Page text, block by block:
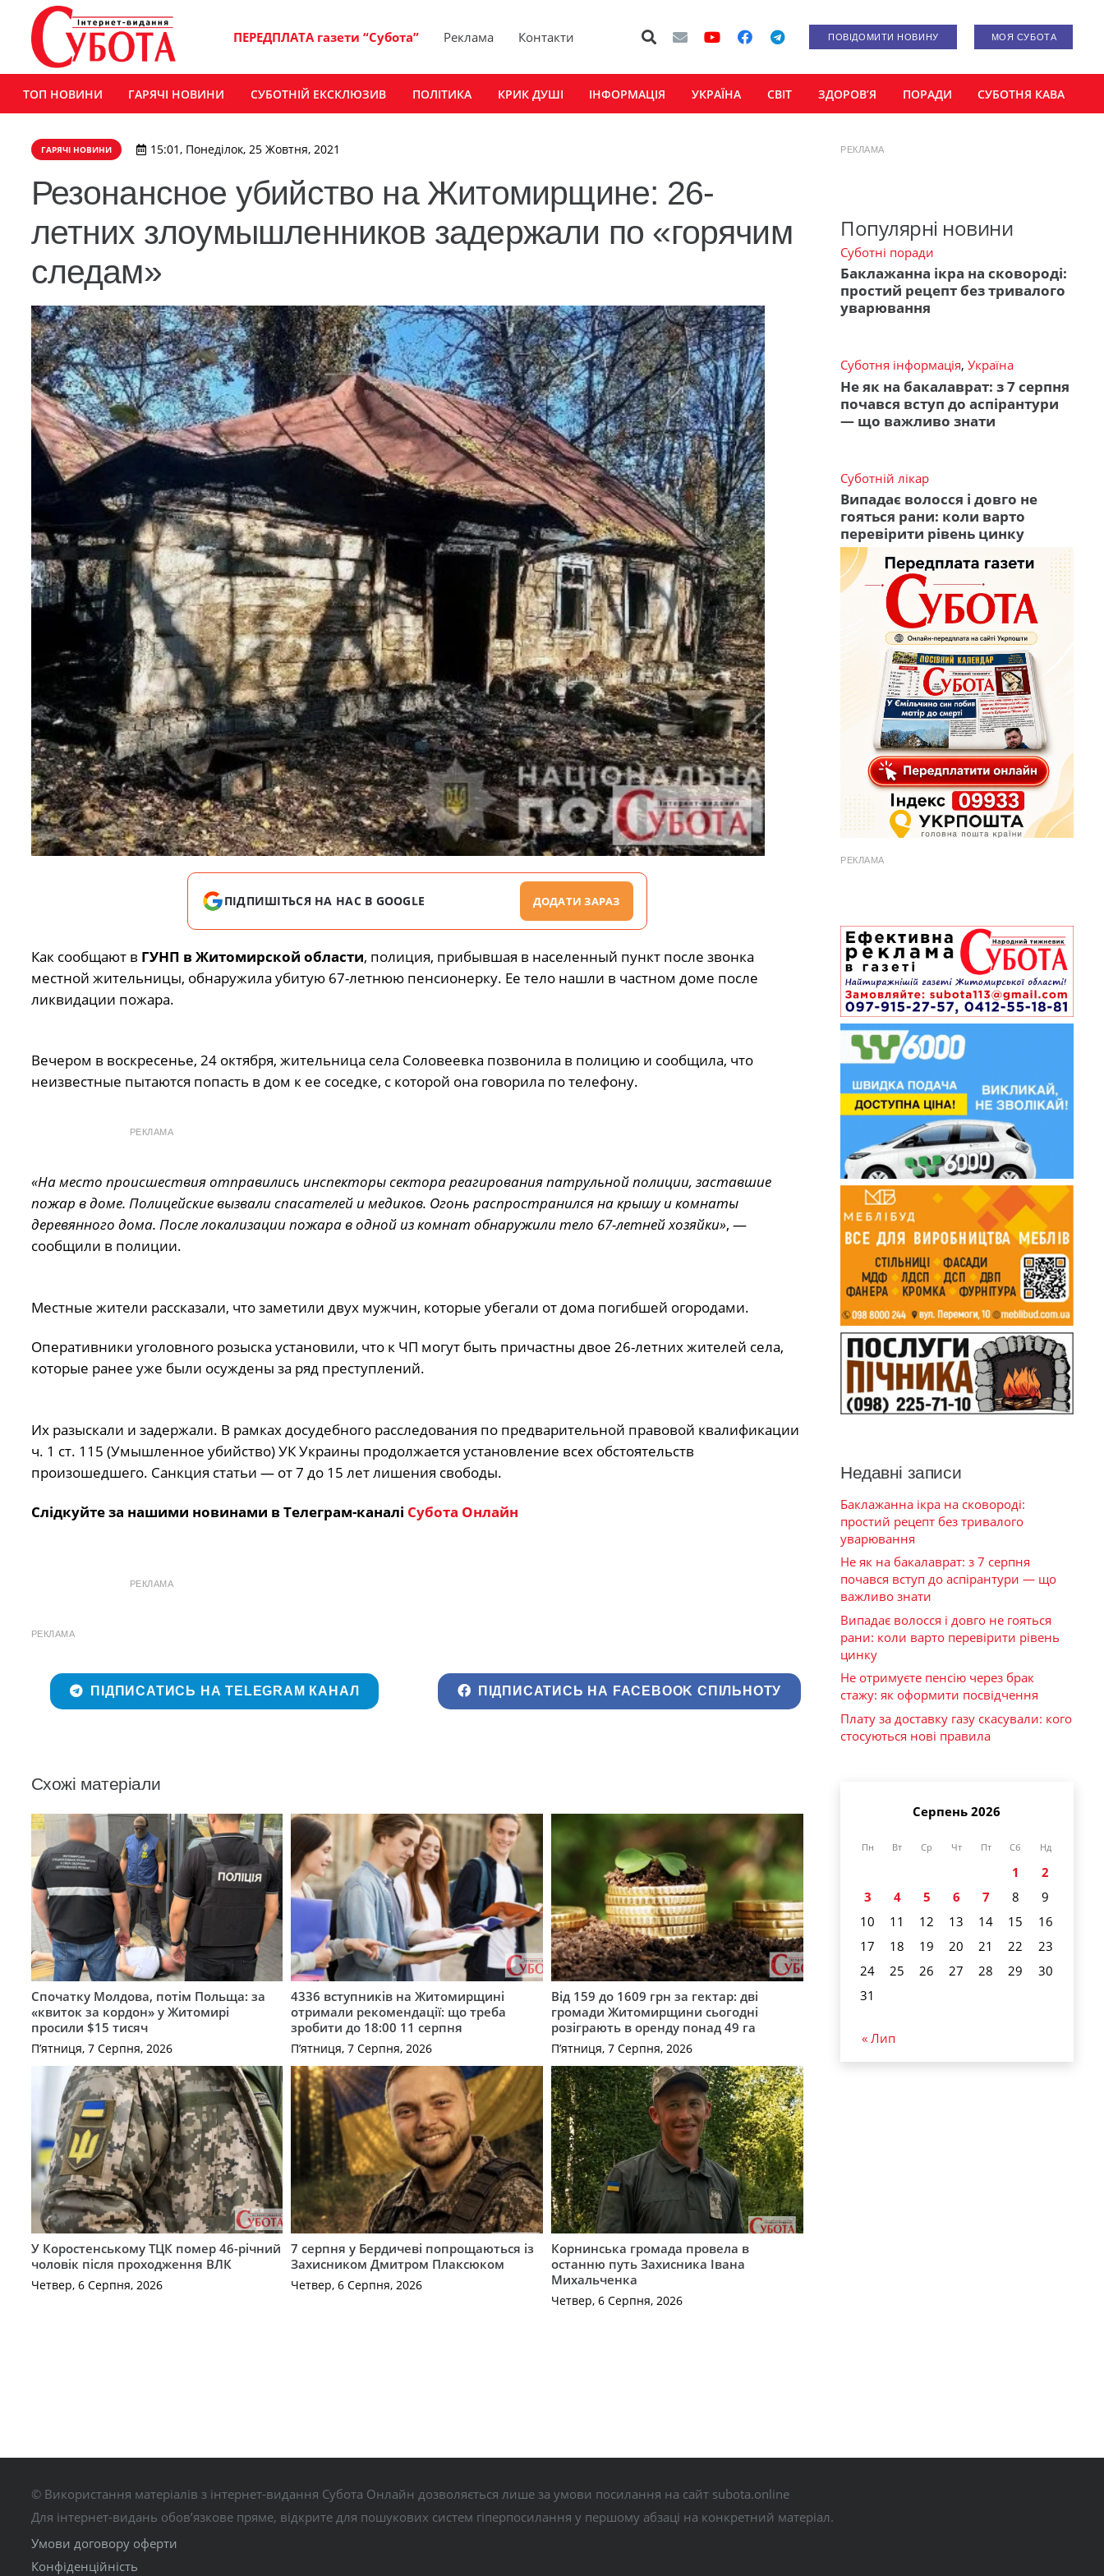
ПЕРЕДПЛАТА газети “Субота” Реклама Контакти ПОВІДОМИТИ НОВИНУ МОЯ СУБОТА
ТОП НОВИНИ ГАРЯЧІ НОВИНИ СУБОТНІЙ ЕКСКЛЮЗИВ ПОЛІТИКА КРИК ДУШІ ІНФОРМАЦІЯ УКРАЇНА СВІТ ЗДОРОВ’Я ПОРАДИ СУБОТНЯ КАВА
ГАРЯЧІ НОВИНИ 15:01, Понеділок, 25 Жовтня, 2021
Резонансное убийство на Житомирщине: 26-
летних злоумышленников задержали по «горячим
следам»
ПІДПИШІТЬСЯ НА НАС В GOOGLE ДОДАТИ ЗАРАЗ
Как сообщают в ГУНП в Житомирской области, полиция, прибывшая в населенный пункт после звонка
местной жительницы, обнаружила убитую 67-летнюю пенсионерку. Ее тело нашли в частном доме после
ликвидации пожара.
Вечером в воскресенье, 24 октября, жительница села Соловеевка позвонила в полицию и сообщила, что
неизвестные пытаются попасть в дом к ее соседке, с которой она говорила по телефону.
РЕКЛАМА
«На место происшествия отправились инспекторы сектора реагирования патрульной полиции, заставшие
пожар в доме. Полицейские вызвали спасателей и медиков. Огонь распространился на крышу и комнаты
деревянного дома. После локализации пожара в одной из комнат обнаружили тело 67-летней хозяйки», —
сообщили в полиции.
Местные жители рассказали, что заметили двух мужчин, которые убегали от дома погибшей огородами.
Оперативники уголовного розыска установили, что к ЧП могут быть причастны двое 26-летних жителей села,
которые ранее уже были осуждены за ряд преступлений.
Их разыскали и задержали. В рамках досудебного расследования по предварительной правовой квалификации
ч. 1 ст. 115 (Умышленное убийство) УК Украины продолжается установление всех обстоятельств
произошедшего. Санкция статьи — от 7 до 15 лет лишения свободы.
Слідкуйте за нашими новинами в Телеграм-каналі Субота Онлайн
РЕКЛАМА
РЕКЛАМА
ПІДПИСАТИСЬ НА TELEGRAM КАНАЛ ПІДПИСАТИСЬ НА FACEBOOK СПІЛЬНОТУ
Схожі матеріали
Спочатку Молдова, потім Польща: за
«квиток за кордон» у Житомирі
просили $15 тисяч
П’ятниця, 7 Серпня, 2026
4336 вступників на Житомирщині
отримали рекомендації: що треба
зробити до 18:00 11 серпня
П’ятниця, 7 Серпня, 2026
Від 159 до 1609 грн за гектар: дві
громади Житомирщини сьогодні
розіграють в оренду понад 49 га
П’ятниця, 7 Серпня, 2026
У Коростенському ТЦК помер 46-річний
чоловік після проходження ВЛК
Четвер, 6 Серпня, 2026
7 серпня у Бердичеві попрощаються із
Захисником Дмитром Плаксюком
Четвер, 6 Серпня, 2026
Корнинська громада провела в
останню путь Захисника Івана
Михальченка
Четвер, 6 Серпня, 2026
РЕКЛАМА
Популярні новини
Суботні поради
Баклажанна ікра на сковороді:
простий рецепт без тривалого
уварювання
Суботня інформація, Україна
Не як на бакалаврат: з 7 серпня
почався вступ до аспірантури
— що важливо знати
Суботній лікар
Випадає волосся і довго не
гояться рани: коли варто
перевірити рівень цинку
РЕКЛАМА
Недавні записи
Баклажанна ікра на сковороді:
простий рецепт без тривалого
уварювання
Не як на бакалаврат: з 7 серпня
почався вступ до аспірантури — що
важливо знати
Випадає волосся і довго не гояться
рани: коли варто перевірити рівень
цинку
Не отримуєте пенсію через брак
стажу: як оформити посвідчення
Плату за доставку газу скасували: кого
стосуються нові правила
Серпень 2026
Пн Вт Ср Чт Пт Сб Нд
1
2
3
4 5 6 7 8
9
10
11 12 13 14 15
16
17
18 19 20 21 22
23
24
25 26 27 28 29
30
31
« Лип
© Використання матеріалів з інтернет-видання Субота Онлайн дозволяється лише за умови посилання на сайт subota.online
Для інтернет-видань обов’язкове пряме, відкрите для пошукових систем гіперпосилання у першому абзаці на конкретний матеріал.
Умови договору оферти
Конфіденційність